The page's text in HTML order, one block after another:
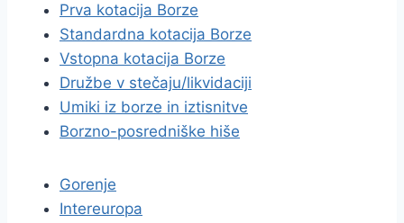
Prva kotacija Borze
Standardna kotacija Borze
Vstopna kotacija Borze
Družbe v stečaju/likvidaciji
Umiki iz borze in iztisnitve
Borzno-posredniške hiše
Gorenje
Intereuropa